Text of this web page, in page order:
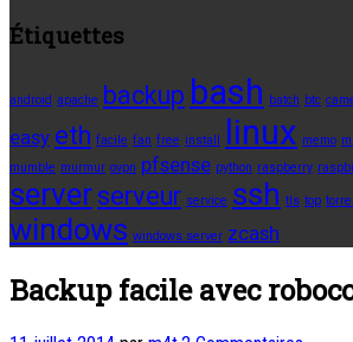
Étiquettes
android apache backup bash batch btc
easy eth facile fan free install linux memo
mumble murmur ovpn pfsense python raspberry
server serveur service ssh tls top
windows windows server zcash
Backup facile avec